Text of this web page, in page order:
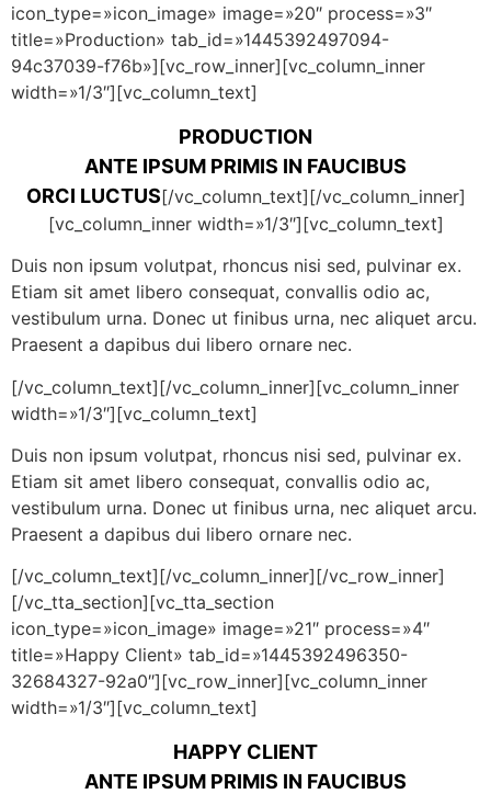
icon_type=»icon_image» image=»20″ process=»3″
title=»Production» tab_id=»1445392497094-
94c37039-f76b»][vc_row_inner][vc_column_inner
width=»1/3″][vc_column_text]
PRODUCTION
ANTE IPSUM PRIMIS IN FAUCIBUS
ORCI LUCTUS[/vc_column_text][/vc_column_inner]
[vc_column_inner width=»1/3″][vc_column_text]
Duis non ipsum volutpat, rhoncus nisi sed, pulvinar ex.
Etiam sit amet libero consequat, convallis odio ac,
vestibulum urna. Donec ut finibus urna, nec aliquet arcu.
Praesent a dapibus dui libero ornare nec.
[/vc_column_text][/vc_column_inner][vc_column_inner
width=»1/3″][vc_column_text]
Duis non ipsum volutpat, rhoncus nisi sed, pulvinar ex.
Etiam sit amet libero consequat, convallis odio ac,
vestibulum urna. Donec ut finibus urna, nec aliquet arcu.
Praesent a dapibus dui libero ornare nec.
[/vc_column_text][/vc_column_inner][/vc_row_inner]
[/vc_tta_section][vc_tta_section
icon_type=»icon_image» image=»21″ process=»4″
title=»Happy Client» tab_id=»1445392496350-
32684327-92a0″][vc_row_inner][vc_column_inner
width=»1/3″][vc_column_text]
HAPPY CLIENT
ANTE IPSUM PRIMIS IN FAUCIBUS